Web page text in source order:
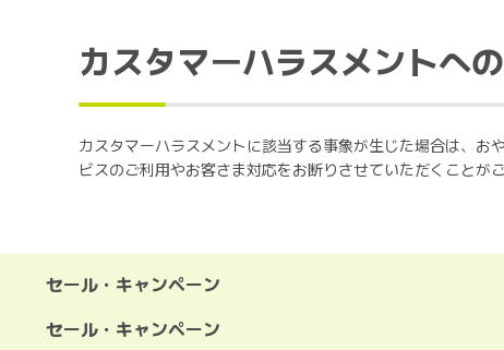
カスタマーハラスメントへ
カスタマーハラスメントに該当する事象が生じた場合は、
ビスのご利用やお客さま対応をお断りさせていただくことが
セール・キャンペーン
セール・キャンペーン